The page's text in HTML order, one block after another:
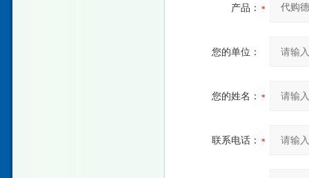
产品：
您的单位：
您的姓名：
联系电话：